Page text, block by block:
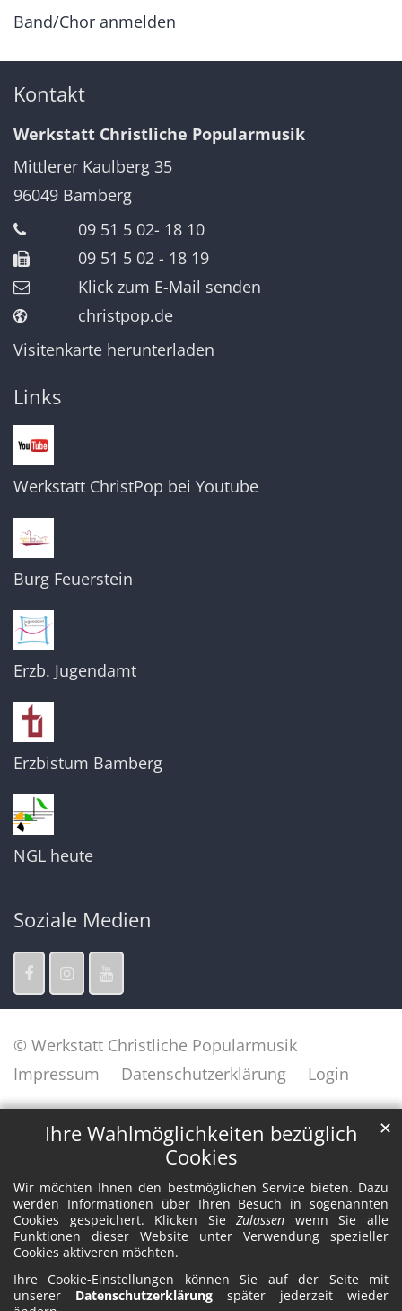
Ihre Wahlmöglichkeiten bezüglich
Cookies
Wir möchten Ihnen den bestmöglichen Service bieten. Dazu
werden Informationen über Ihren Besuch in sogenannten
Cookies gespeichert. Klicken SieZulassen wenn Sie alle
Funktionen dieser Website unter Verwendung spezieller
Cookies aktiveren möchten.
Ihre Cookie-Einstellungen können Sie auf der Seite mit
unserer Datenschutzerklärung später jederzeit wieder
✕
Band/Chor anmelden
Kontakt
Werkstatt Christliche Popularmusik
Mittlerer Kaulberg 35
96049 Bamberg
09 51 5 02- 18 10
09 51 5 02 - 18 19
Klick zum E-Mail senden
christpop.de
Visitenkarte herunterladen
Links
Werkstatt ChristPop bei Youtube
Burg Feuerstein
Erzb. Jugendamt
Erzbistum Bamberg
NGL heute
Soziale Medien
© Werkstatt Christliche Popularmusik
Impressum
Datenschutzerklärung Login